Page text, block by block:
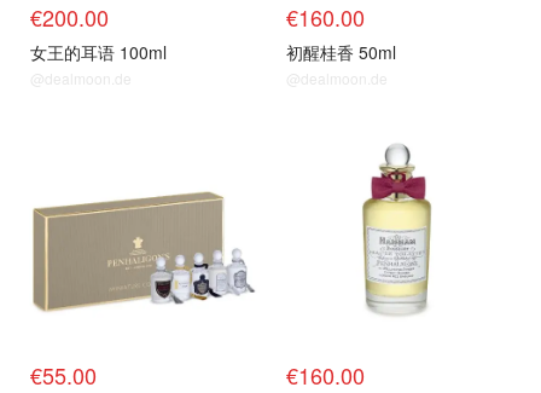
€200.00
女王的耳语 100ml
@dealmoon.de
€160.00
初醒桂香 50ml
@dealmoon.de
€55.00 €160.00